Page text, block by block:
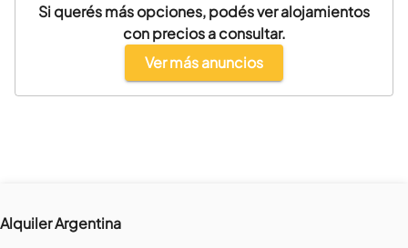
Si querés más opciones, podés ver alojamientos
con precios a consultar.
Ver más anuncios
Alquiler Argentina